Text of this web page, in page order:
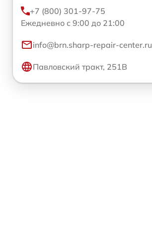
+7 (800) 301-97-75
Ежедневно с 9:00 до 21:00
info@brn.sharp-repair-center.ru
Павловский тракт, 251В